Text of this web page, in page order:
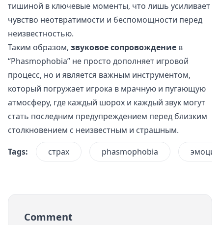
тишиной в ключевые моменты, что лишь усиливает
чувство неотвратимости и беспомощности перед
неизвестностью.
Таким образом, звуковое сопровождение в
“Phasmophobia” не просто дополняет игровой
процесс, но и является важным инструментом,
который погружает игрока в мрачную и пугающую
атмосферу, где каждый шорох и каждый звук могут
стать последним предупреждением перед близким
столкновением с неизвестным и страшным.
Tags:
страх phasmophobia
Comment